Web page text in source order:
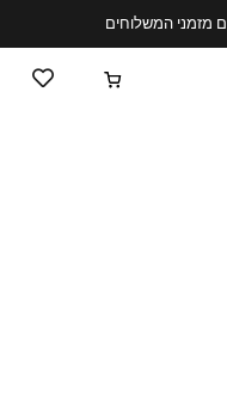
מזמני המשלוחים